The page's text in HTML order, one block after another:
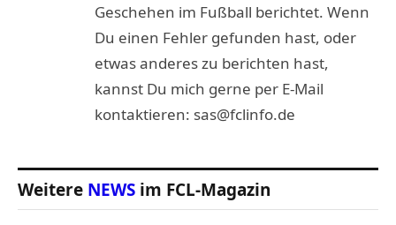
Geschehen im Fußball berichtet. Wenn
Du einen Fehler gefunden hast, oder
etwas anderes zu berichten hast,
kannst Du mich gerne per E-Mail
kontaktieren: sas@fclinfo.de
Weitere NEWS im FCL-Magazin